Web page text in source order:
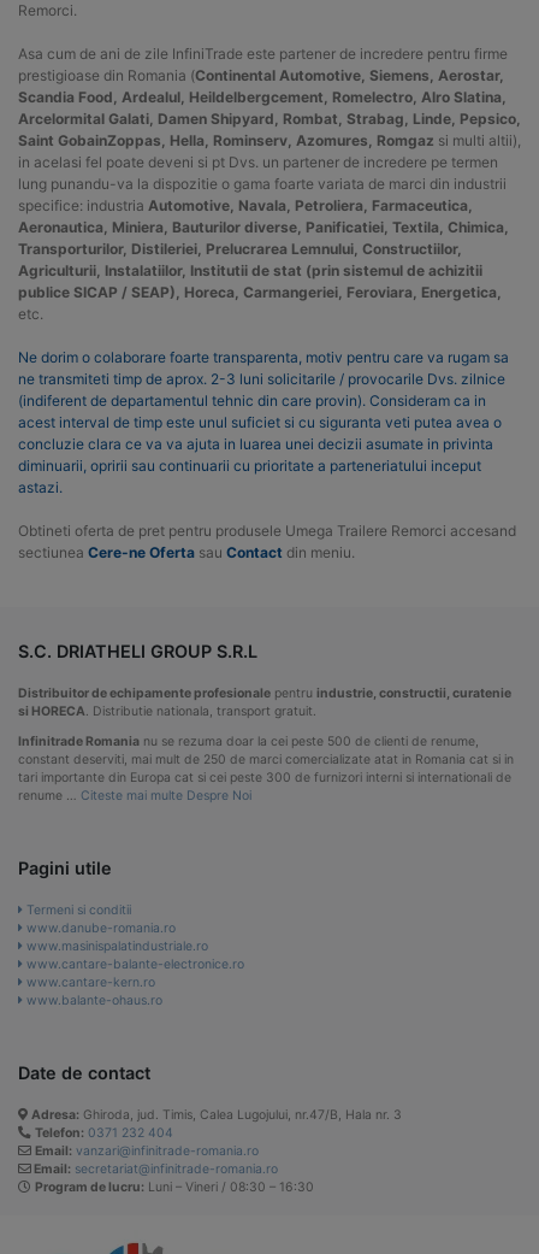
Remorci.
Asa cum de ani de zile InfiniTrade este partener de incredere pentru firme
prestigioase din Romania (Continental Automotive, Siemens, Aerostar,
Scandia Food, Ardealul, Heildelbergcement, Romelectro, Alro Slatina,
Arcelormital Galati, Damen Shipyard, Rombat, Strabag, Linde, Pepsico,
Saint GobainZoppas, Hella, Rominserv, Azomures, Romgaz si multi altii),
in acelasi fel poate deveni si pt Dvs. un partener de incredere pe termen
lung punandu-va la dispozitie o gama foarte variata de marci din industrii
specifice: industria Automotive, Navala, Petroliera, Farmaceutica,
Aeronautica, Miniera, Bauturilor diverse, Panificatiei, Textila, Chimica,
Transporturilor, Distileriei, Prelucrarea Lemnului, Constructiilor,
Agriculturii, Instalatiilor, Institutii de stat (prin sistemul de achizitii
publice SICAP / SEAP), Horeca, Carmangeriei, Feroviara, Energetica,
etc.
Ne dorim o colaborare foarte transparenta, motiv pentru care va rugam sa
ne transmiteti timp de aprox. 2-3 luni solicitarile / provocarile Dvs. zilnice
(indiferent de departamentul tehnic din care provin). Consideram ca in
acest interval de timp este unul suficiet si cu siguranta veti putea avea o
concluzie clara ce va va ajuta in luarea unei decizii asumate in privinta
diminuarii, opririi sau continuarii cu prioritate a parteneriatului inceput
astazi.
Obtineti oferta de pret pentru produsele Umega Trailere Remorci accesand
sectiunea Cere-ne Oferta sau Contact din meniu.
S.C. DRIATHELI GROUP S.R.L
Distribuitor de echipamente profesionale pentru industrie, constructii, curatenie
si HORECA. Distributie nationala, transport gratuit.
Infinitrade Romania nu se rezuma doar la cei peste 500 de clienti de renume,
constant deserviti, mai mult de 250 de marci comercializate atat in Romania cat si in
tari importante din Europa cat si cei peste 300 de furnizori interni si internationali de
renume … Citeste mai multe Despre Noi
Pagini utile
Termeni si conditii
www.danube-romania.ro
www.masinispalatindustriale.ro
www.cantare-balante-electronice.ro
www.cantare-kern.ro
www.balante-ohaus.ro
Date de contact
Adresa: Ghiroda, jud. Timis, Calea Lugojului, nr.47/B, Hala nr. 3
Telefon: 0371 232 404
Email: vanzari@infinitrade-romania.ro
Email: secretariat@infinitrade-romania.ro
Program de lucru: Luni – Vineri / 08:30 – 16:30